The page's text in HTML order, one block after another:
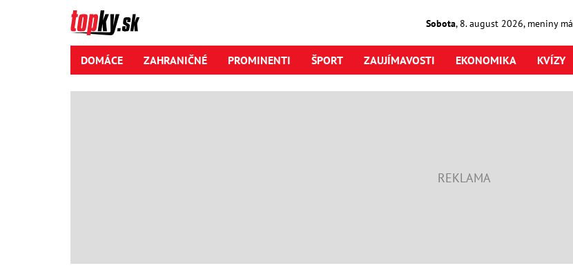
Sobota, 8. august2026, meniny má
DOMÁCE ZAHRANIČNÉ PROMINENTI ŠPORT ZAUJÍMAVOSTI EKONOMIKA KVÍZY